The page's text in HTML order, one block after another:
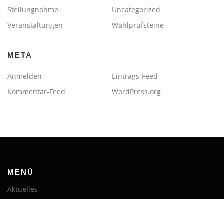
Stellungnahme
Uncategorized
Veranstaltungen
Wahlprüfsteine
META
Anmelden
Eintrags-Feed
Kommentar-Feed
WordPress.org
MENÜ
Aktuelles